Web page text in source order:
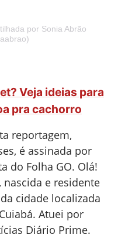
por Sonia Abrão
Veja ideias para
pra cachorro
reportagem,
é assinada por
do Folha GO. Olá!
nascida e residente
cidade localizada
Atuei por
Diário Prime.